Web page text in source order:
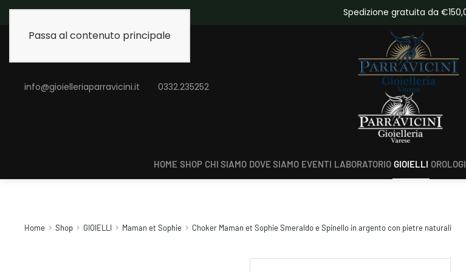
Passa al contenuto principale
Spedizione gratuita da €150,00 Scopri tutte le novità
info@gioielleriaparravicini.it 0332.235252
HOME SHOP CHI SIAMO DOVE SIAMO EVENTI LABORATORIO GIOIELLI OROLOGI
Home Shop GIOIELLI Maman et Sophie Choker Maman et Sophie Smeraldo e Spinello in argento con pietre naturali